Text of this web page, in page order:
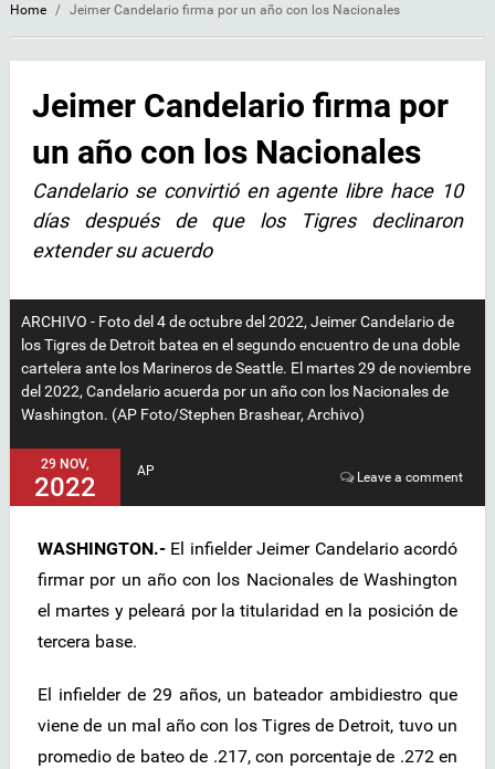
Home / Jeimer Candelario firma por un año con los Nacionales
Jeimer Candelario firma por
un año con los Nacionales
Candelario se convirtió en agente libre hace 10
días después de que los Tigres declinaron
extender su acuerdo
ARCHIVO - Foto del 4 de octubre del 2022, Jeimer Candelario de
los Tigres de Detroit batea en el segundo encuentro de una doble
cartelera ante los Marineros de Seattle. El martes 29 de noviembre
del 2022, Candelario acuerda por un año con los Nacionales de
Washington. (AP Foto/Stephen Brashear, Archivo)
29 NOV,
2022
AP Leave a comment
WASHINGTON.- El infielder Jeimer Candelario acordó
firmar por un año con los Nacionales de Washington
el martes y peleará por la titularidad en la posición de
tercera base.
El infielder de 29 años, un bateador ambidiestro que
viene de un mal año con los Tigres de Detroit, tuvo un
promedio de bateo de .217, con porcentaje de .272 en